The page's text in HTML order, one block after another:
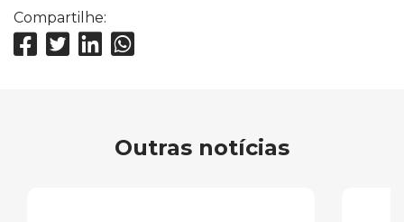
Compartilhe:
Outras notícias